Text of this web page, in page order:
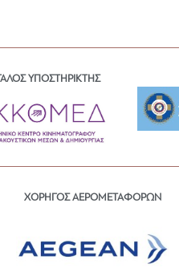
ΥΠΟΣΤΗΡΙΚΤΗΣ
ΧΟΡΗΓΟΣ ΑΕΡΟΜΕΤΑΦΟΡΩΝ